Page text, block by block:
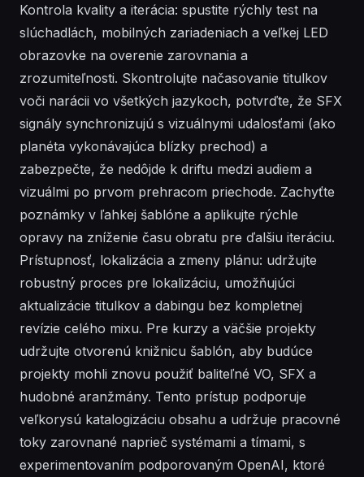
Kontrola kvality a iterácia: spustite rýchly test na
slúchadlách, mobilných zariadeniach a veľkej LED
obrazovke na overenie zarovnania a
zrozumiteľnosti. Skontrolujte načasovanie titulkov
voči narácii vo všetkých jazykoch, potvrďte, že SFX
signály synchronizujú s vizuálnymi udalosťami (ako
planéta vykonávajúca blízky prechod) a
zabezpečte, že nedôjde k driftu medzi audiem a
vizuálmi po prvom prehracom priechode. Zachyťte
poznámky v ľahkej šablóne a aplikujte rýchle
opravy na zníženie času obratu pre ďalšiu iteráciu.
Prístupnosť, lokalizácia a zmeny plánu: udržujte
robustný proces pre lokalizáciu, umožňujúci
aktualizácie titulkov a dabingu bez kompletnej
revízie celého mixu. Pre kurzy a väčšie projekty
udržujte otvorenú knižnicu šablón, aby budúce
projekty mohli znovu použiť baliteľné VO, SFX a
hudobné aranžmány. Tento prístup podporuje
veľkorysú katalogizáciu obsahu a udržuje pracovné
toky zarovnané naprieč systémami a tímami, s
experimentovaním podporovaným OpenAI, ktoré